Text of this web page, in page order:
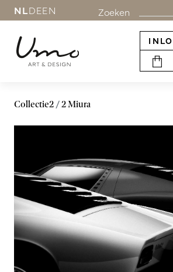
NLDEEN Zoeken
Collectie2 2 Miura